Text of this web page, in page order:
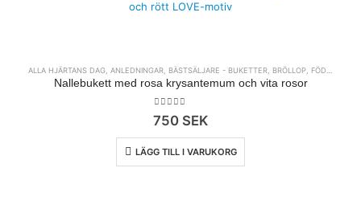
ALLA HJÄRTANS DAG ANLEDNINGAR BÄSTSÄLJARE - BUKETTER BRÖLLOP FÖDELSEDAG
Nallebukett med rosa krysantemum och vita rosor
0out of 5
750 SEK
LÄGG TILL I VARUKORG